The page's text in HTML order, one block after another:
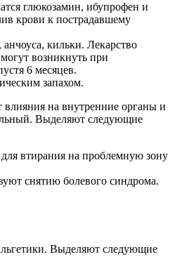
глюкозамин, ибупрофен и
крови к пострадавшему
кильки. Лекарство
возникнуть при
6 месяцев.
запахом.
влияния на внутренние органы и
Выделяют следующие
втирания на проблемную зону
снятию болевого синдрома.
Выделяют следующие